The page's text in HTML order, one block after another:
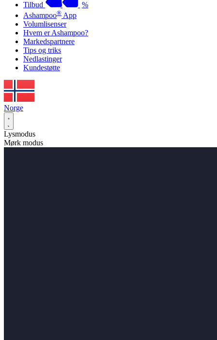
Tilbud
%
Ashampoo® App
Volumlisenser
Hvem er Ashampoo?
Markedspartnere
Tips og triks
Nedlastinger
Kundestøtte
Norge
Lysmodus
Mørk modus